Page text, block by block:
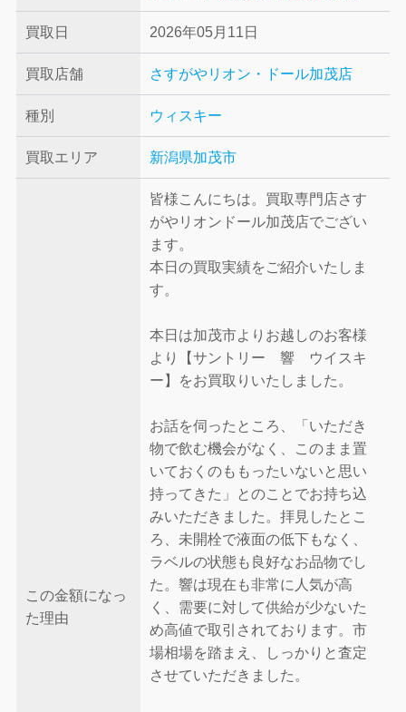
買取日 2026年05月11日
買取店舗 さすがやリオン・ドール加茂店
種別 ウィスキー
買取エリア 新潟県加茂市
この金額になっ
た理由
皆様こんにちは。買取専門店さす
がやリオンドール加茂店でござい
ます。
本日の買取実績をご紹介いたしま
す。
本日は加茂市よりお越しのお客様
より【サントリー 響 ウイスキ
ー】をお買取りいたしました。
お話を伺ったところ、「いただき
物で飲む機会がなく、このまま置
いておくのももったいないと思い
持ってきた」とのことでお持ち込
みいただきました。拝見したとこ
ろ、未開栓で液面の低下もなく、
ラベルの状態も良好なお品物でし
た。響は現在も非常に人気が高
く、需要に対して供給が少ないた
め高値で取引されております。市
場相場を踏まえ、しっかりと査定
させていただきました。